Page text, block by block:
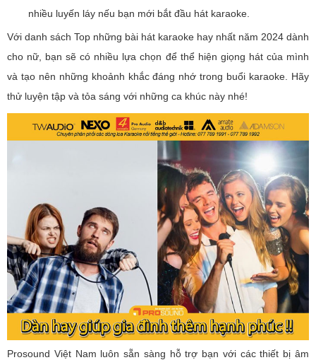
nhiều luyến láy nếu bạn mới bắt đầu hát karaoke.
Với danh sách Top những bài hát karaoke hay nhất năm 2024 dành
cho nữ, bạn sẽ có nhiều lựa chọn để thể hiện giọng hát của mình
và tạo nên những khoảnh khắc đáng nhớ trong buổi karaoke. Hãy
thử luyện tập và tỏa sáng với những ca khúc này nhé!
Prosound Việt Nam luôn sẵn sàng hỗ trợ bạn với các thiết bị âm